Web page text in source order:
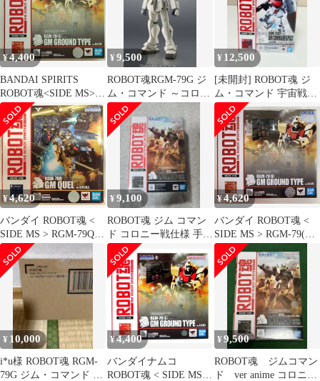
ver. A.N.I.M.E. バンダ
¥4,400
BANDAI SPIRITS
ROBOT魂<SIDE MS>
バンダイスピリッツ版
RGM-79(G) 陸戦型ジム
ver. A.N.I.M.E.
¥9,500
ROBOT魂RGM-79G ジ
ム・コマンド ～コロニ
ー戦仕様～
¥ 12,500
[未開封] ROBOT魂 ジ
ム・コマンド 宇宙戦仕
様ver.A.N.I.M.E.
¥4,620
バンダイ ROBOT魂 <
SIDE MS > RGM-79Q
ジム・クゥエル ver.
A.N.I.M.E.
¥9,100
ROBOT魂 ジム コマン
ド コロニー戦仕様 手首
F欠品
¥4,620
バンダイ ROBOT魂 <
SIDE MS > RGM-79(G)
陸戦型ジム ver.
A.N.I.M.E.
¥ 10,000
i*u様 ROBOT魂 RGM-
79G ジム・コマンド ver
¥4,400
バンダイナムコ
ROBOT魂 < SIDE MS >
¥9,500
ROBOT魂 ジムコマン
ド ver anime コロニー